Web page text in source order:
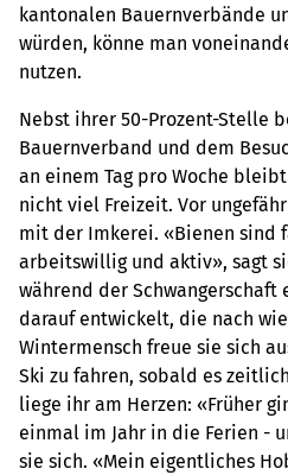
kantonalen Bauernverbände
würden, könne man
nutzen.
Nebst ihrer 50-Prozent-Stelle
Bauernverband und dem
an einem Tag pro Woche
nicht viel Freizeit. Vor
mit der Imkerei. «Bienen sind
arbeitswillig und aktiv», sagt
während der
darauf entwickelt, die nach
Wintermensch freue sie sich
Ski zu fahren, sobald es
liege ihr am Herzen: «Früher
einmal im Jahr in die Ferien -
sie sich. «Mein eigentliches